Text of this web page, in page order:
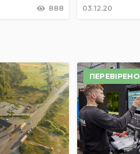
888 03.12.20
ПЕРЕВІРЕНО